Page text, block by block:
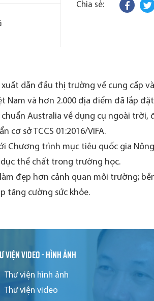
Chia sẻ:
xuất dẫn đầu thị trường về cung
Nam và hơn 2.000 địa điểm đã lắp
Australia về dụng cụ ngoài trời,
cơ sở TCCS 01:2016/VIFA.
Chương trình mục tiêu quốc gia
thể chất trong trường học.
đẹp hơn cảnh quan môi trường;
tăng cường sức khỏe.
viện video - hình ảnh
Thư viện hình ảnh
Thư viện video